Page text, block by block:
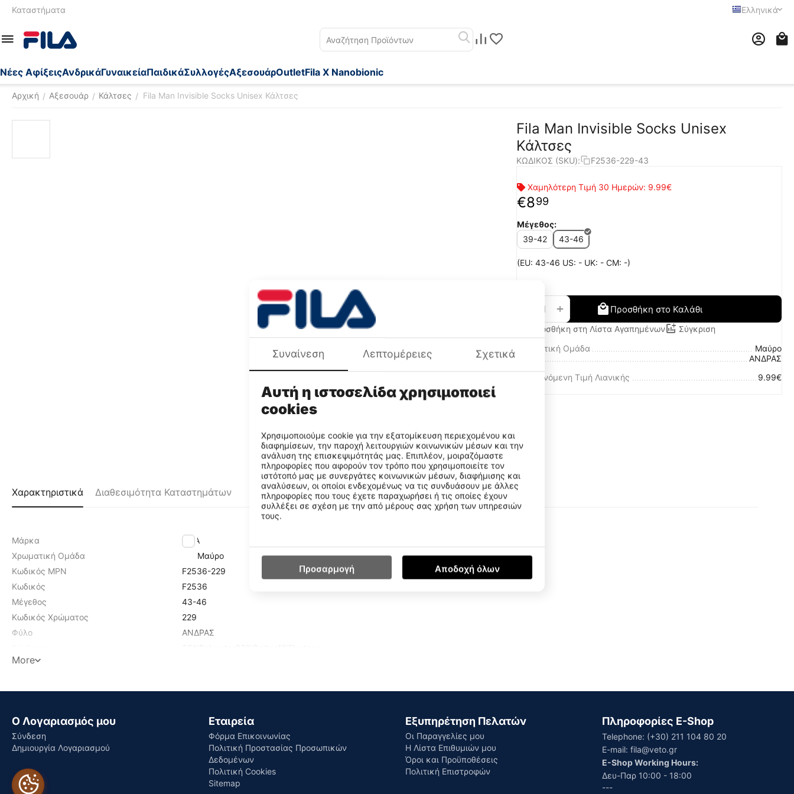
Ελληνικά
Καταστήματα
Nέες ΑφίξειςΑνδρικάΓυναικείαΠαιδικάΣυλλογέςΑξεσουάρOutletFila X Nanobionic
Αρχική / Αξεσουάρ / Κάλτσες / Fila Man Invisible Socks Unisex Κάλτσες
Fila Man Invisible Socks Unisex
Κάλτσες
ΚΩΔΙΚΟΣ (SKU): F2536-229-43
Χαμηλότερη Τιμή 30 Ημερών: 9.99€
€899
Μέγεθος:
39-42
43-46
(EU: 43-46 US: - UK: - CM: -)
+ Προσθήκη στο Καλάθι
Προσθήκη στη Λίστα Αγαπημένων
Σύγκριση
Χρωματική Ομάδα
Μαύρο
ΑΝΔΡΑΣ
Προτεινόμενη Τιμή Λιανικής
9.99€
Χαρακτηριστικά Διαθεσιμότητα Καταστημάτων
Μάρκα
FILA
Χρωματική Ομάδα
Μαύρο
Κωδικός MPN
F2536-229
Κωδικός
F2536
Μέγεθος
43-46
Κωδικός Χρώματος
229
Φύλο
ΑΝΔΡΑΣ
More
Ο Λογαριασμός μου
Σύνδεση
Δημιουργία Λογαριασμού
Εταιρεία
Φόρμα Επικοινωνίας
Πολιτική Προστασίας Προσωπικών
Δεδομένων
Πολιτική Cookies
Sitemap
Εξυπηρέτηση Πελατών
Οι Παραγγελίες μου
Η Λίστα Επιθυμιών μου
Όροι και Προϋποθέσεις
Πολιτική Επιστροφών
Πληροφορίες E-Shop
Telephone: (+30) 211 104 80 20
E-mail: fila@veto.gr
E-Shop Working Hours:
Δευ-Παρ 10:00 - 18:00
---
Συναίνεση Λεπτομέρειες Σχετικά
Αυτή η ιστοσελίδα χρησιμοποιεί
cookies
Χρησιμοποιούμε cookie για την εξατομίκευση περιεχομένου και
διαφημίσεων, την παροχή λειτουργιών κοινωνικών μέσων και την
ανάλυση της επισκεψιμότητάς μας. Επιπλέον, μοιραζόμαστε
πληροφορίες που αφορούν τον τρόπο που χρησιμοποιείτε τον
ιστότοπό μας με συνεργάτες κοινωνικών μέσων, διαφήμισης και
αναλύσεων, οι οποίοι ενδεχομένως να τις συνδυάσουν με άλλες
πληροφορίες που τους έχετε παραχωρήσει ή τις οποίες έχουν
συλλέξει σε σχέση με την από μέρους σας χρήση των υπηρεσιών
τους.
Προσαρμογή Αποδοχή όλων